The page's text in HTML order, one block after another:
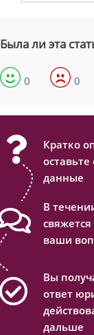
Была ли эта
0 0
Кратко
данные
В
ваши
Вы
ответ
дальше